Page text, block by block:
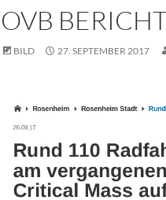
OVB
BILD 27. SEPTEMBER 2017